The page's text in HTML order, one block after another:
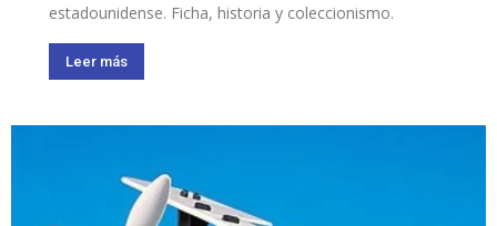
estadounidense. Ficha, historia y coleccionismo.
Leer más